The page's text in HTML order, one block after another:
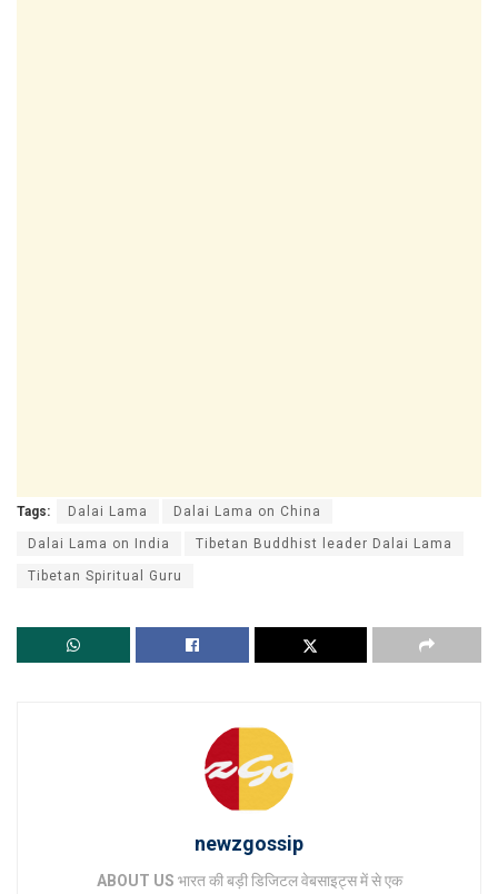
Tags: Dalai Lama Dalai Lama on China
Dalai Lama on India Tibetan Buddhist leader Dalai Lama
Tibetan Spiritual Guru
newzgossip
ABOUT US भारत की बड़ी डिजिटल वेबसाइट्स में से एक